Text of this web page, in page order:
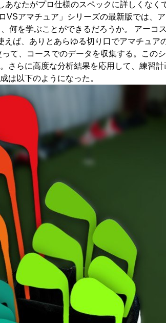
なたがプロ仕様のスペックに詳しくなく
アマチュア」シリーズの最新版では、
何を学ぶことができるだろうか。 アーコ
ば、ありとあらゆる切り口でアマチュア
て、コースでのデータを収集する。この
さらに高度な分析結果を応用して、練習
は以下のようになった。